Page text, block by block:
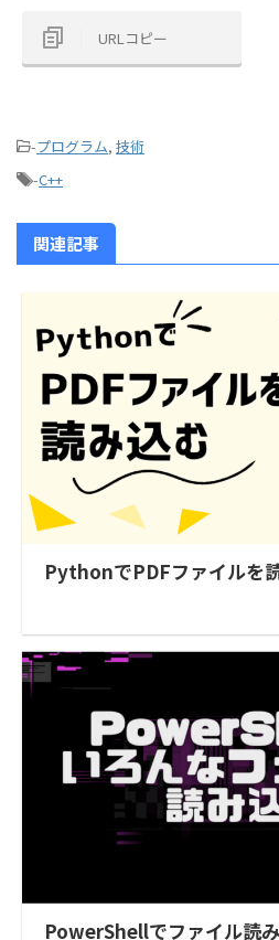
URLコピー
-プログラム, 技術
-C++
関連記事
PythonでPDFファイルを
PowerShellでファイル読